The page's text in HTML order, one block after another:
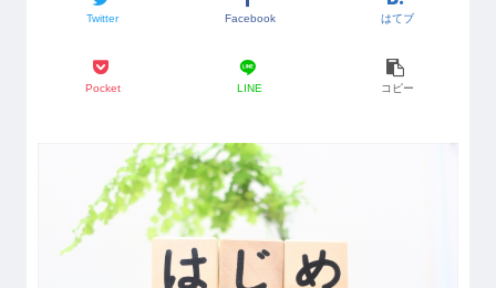
Twitter Facebook はてブ
Pocket LINE コピー